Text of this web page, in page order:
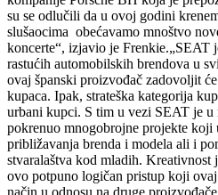
su se odlučili da u ovoj godini
slušaocima obećavamo mnoštvo
koncerte“, izjavio je Frenkie.„SEAT
rastućih automobilskih brendova u
ovaj španski proizvođač zadovoljit
kupaca. Ipak, strateška kategorija
urbani kupci. S tim u vezi SEAT je
pokrenuo mnogobrojne projekte
približavanja brenda i modela ali i
stvaralaštva kod mladih. Kreativnost
ovo potpuno logičan pristup koji
način u odnosu na druge